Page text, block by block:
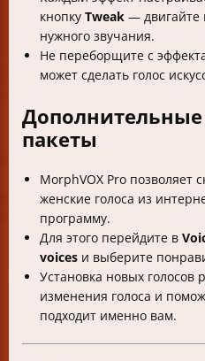
кнопку Tweak — двигайте
нужного звучания.
Не переборщите с
может сделать голос
Дополнительные
пакеты
MorphVOX Pro позволяет
женские голоса из
программу.
Для этого перейдите в
voices и выберите
Установка новых голосов
изменения голоса и
подходит именно вам.